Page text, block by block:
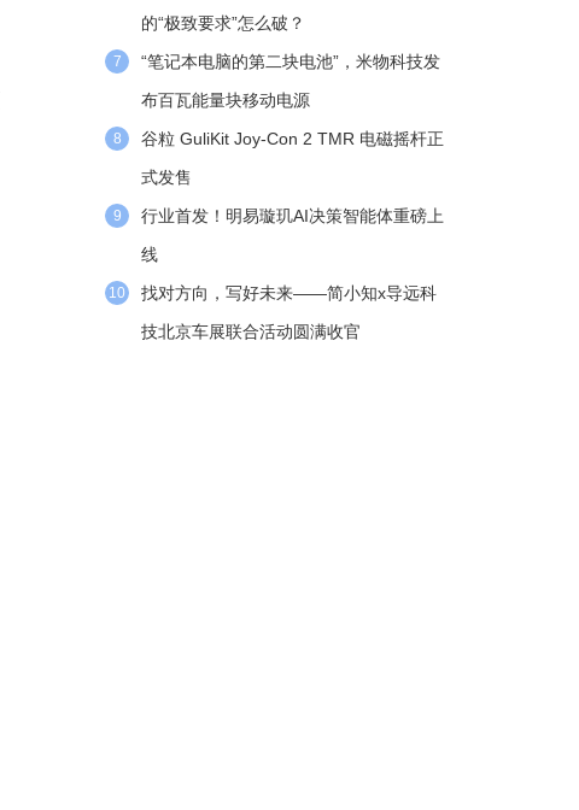
的“极致要求”怎么破？
7
“笔记本电脑的第二块电池”，米物科技发
布百瓦能量块移动电源
8
谷粒 GuliKit Joy-Con 2 TMR 电磁摇杆正
式发售
9
行业首发！明易璇玑AI决策智能体重磅上
线
10
找对方向，写好未来——简小知x导远科
技北京车展联合活动圆满收官